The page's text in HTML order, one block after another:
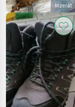
Inzerát